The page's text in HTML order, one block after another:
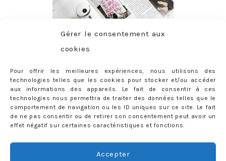
Gérer le consentement aux
cookies
Pour offrir les meilleures expériences, nous utilisons des
technologies telles que les cookies pour stocker et/ou accéder
aux informations des appareils. Le fait de consentir à ces
technologies nous permettra de traiter des données telles que le
comportement de navigation ou les ID uniques sur ce site. Le fait
de ne pas consentir ou de retirer son consentement peut avoir un
effet négatif sur certaines caractéristiques et fonctions.
Accepter
ABONNEMENT
Adresse